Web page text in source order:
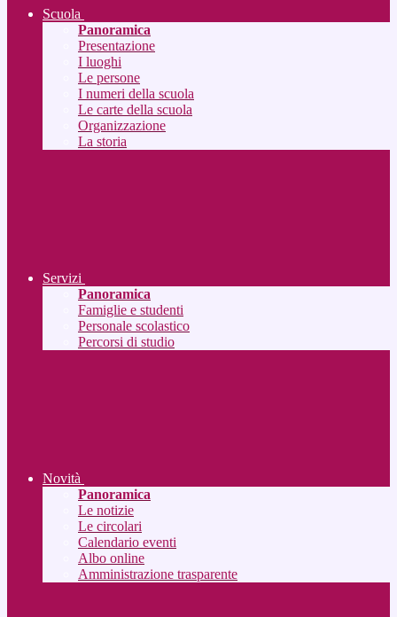
Scuola
Panoramica
Presentazione
I luoghi
Le persone
I numeri della scuola
Le carte della scuola
Organizzazione
La storia
Servizi
Panoramica
Famiglie e studenti
Personale scolastico
Percorsi di studio
Novità
Panoramica
Le notizie
Le circolari
Calendario eventi
Albo online
Amministrazione trasparente